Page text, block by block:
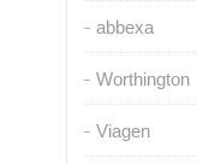
abbexa
Worthington
Viagen